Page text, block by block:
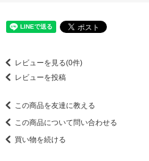
レビューを見る(0件)
レビューを投稿
この商品を友達に教える
この商品について問い合わせる
買い物を続ける